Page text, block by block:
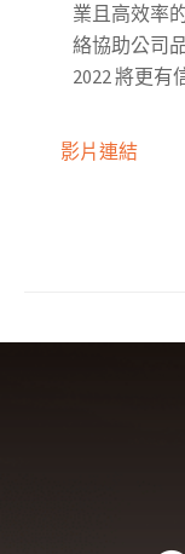
業且高效率
絡協助公司
2022 將更有
影片連結